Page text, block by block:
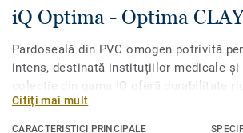
iQ Optima - Optima
Pardoseală din PVC omogen potrivită
intens, destinată instituțiilor medicale și
colecție din gama IQ oferă durabilitate
rezistență superioară la uzură, la pete și
zonele cu trafic intens, oferind cel mai
Citiți mai mult
CARACTERISTICI PRINCIPALE